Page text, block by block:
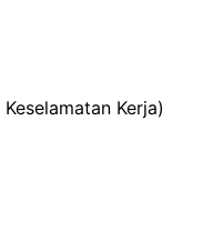
Kerja)